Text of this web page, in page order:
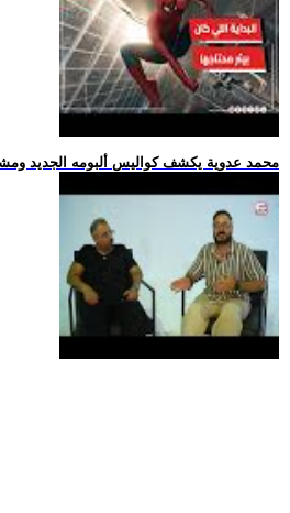
.. محمد عدوية يكشف كواليس ألبومه الجديد